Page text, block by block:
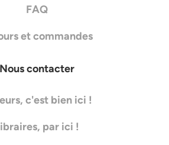
FAQ
et commandes
Nous contacter
c'est bien ici !
par ici !